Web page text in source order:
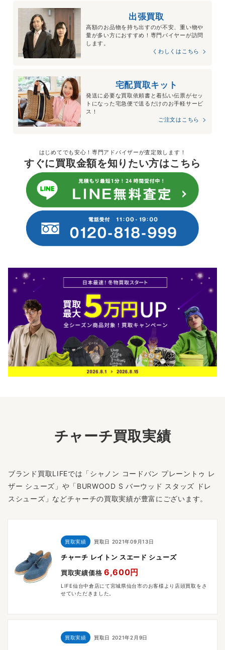
出張買取
高額のお品物を持ち出すのが不安、重い物や
量が多い方におすすめ！専門バイヤーが訪問
します。
くわしくはこちら
宅配買取キット
発送に必要な買取依頼書と着払い伝票がセッ
トになった宅急便で送るだけのお手軽サービ
ス！
ご注文はこちら
はじめてでも安心！専門アドバイザーが査定致します！
すぐに買取金額を知りたい方はこちら
チャーチ買取実績
ブランド買取LIFEでは「シャノン コードバン プレーントゥ レ
ザー シューズ」や「BURWOOD S バーウッド スタッズ ドレ
スシューズ」などチャーチの買取実績が豊富にございます。
買取実績 買取日 2021年09月13日
チャーチ レイトン スエード シューズ
買取実績価格 6,600円
LIFE仙台中倉店にて宮城県仙台市のお客様より店頭買取をさ
せていただきました。
買取実績 買取日 2021年2月9日